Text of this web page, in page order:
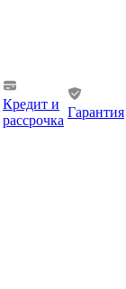
Кредит и
рассрочка
Гарантия